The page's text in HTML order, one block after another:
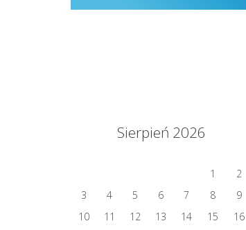
Sierpień 2026
1
2
3
4 5 6 7 8
9
10
11 12 13 14 15
16